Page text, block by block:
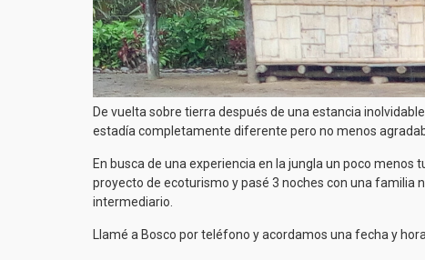
De vuelta sobre tierra después de una estancia
estadía completamente diferente pero no menos
En busca de una experiencia en la jungla un poco
proyecto de ecoturismo y pasé 3 noches con una familia
intermediario.
Llamé a Bosco por teléfono y acordamos una fecha y